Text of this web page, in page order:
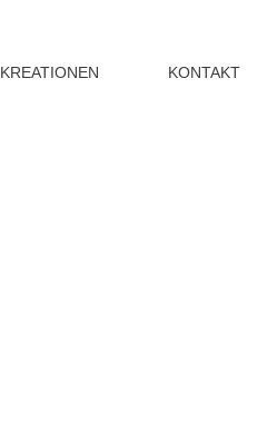
KREATIONEN
KONTAKT